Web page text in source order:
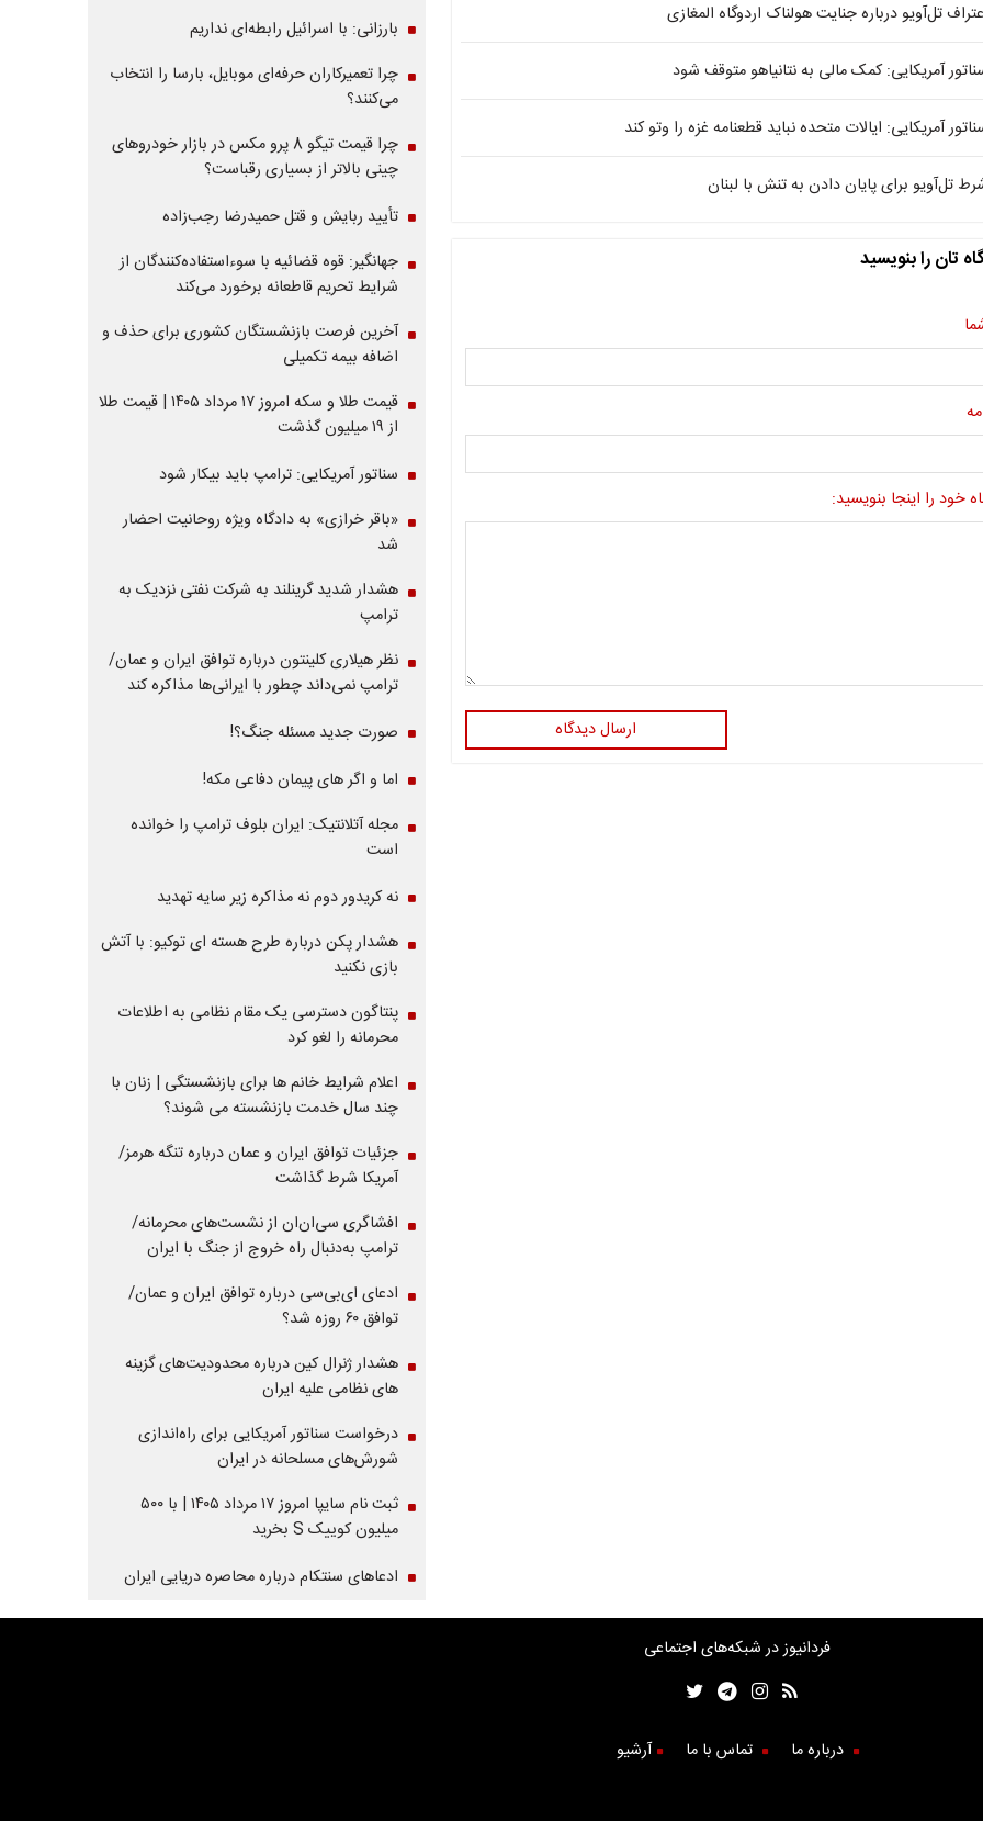
تل‌آویو درباره جنایت هولناک اردوگاه المغازی
آمریکایی: کمک مالی به نتانیاهو متوقف شود
آمریکایی: ایالات متحده نباید قطعنامه غزه را وتو کند
تل‌آویو برای پایان دادن به تنش با لبنان
تان را بنویسید
خود را اینجا بنویسید:
ارسال دیدگاه
بارزانی: با اسرائیل رابطه‌ای نداریم
چرا تعمیرکاران حرفه‌ای موبایل، بارسا را انتخاب
می‌کنند؟
چرا قیمت تیگو 8 پرو مکس در بازار خودروهای
چینی بالاتر از بسیاری رقباست؟
تأیید ربایش و قتل حمیدرضا رجب‌زاده
جهانگیر: قوه قضائیه با سوءاستفاده‌کنندگان از
شرایط تحریم قاطعانه برخورد می‌کند
آخرین فرصت بازنشستگان کشوری برای حذف و
اضافه بیمه تکمیلی
قیمت طلا و سکه امروز ۱۷ مرداد ۱۴۰۵ | قیمت طلا
از ۱۹ میلیون گذشت
سناتور آمریکایی: ترامپ باید بیکار شود
«باقر خرازی» به دادگاه ویژه روحانیت احضار
شد
هشدار شدید گرینلند به شرکت نفتی نزدیک به
ترامپ
نظر هیلاری کلینتون درباره توافق ایران و عمان/
ترامپ نمی‌داند چطور با ایرانی‌ها مذاکره کند
صورت جدید مسئله جنگ؟!
اما و اگر های پیمان دفاعی مکه!
مجله آتلانتیک: ایران بلوف ترامپ را خوانده
است
نه کریدور دوم نه مذاکره زیر سایه تهدید
هشدار پکن درباره طرح هسته ای توکیو: با آتش
بازی نکنید
پنتاگون دسترسی یک مقام نظامی به اطلاعات
محرمانه را لغو کرد
اعلام شرایط خانم ها برای بازنشستگی | زنان با
چند سال خدمت بازنشسته می شوند؟
جزئیات توافق ایران و عمان درباره تنگه هرمز/
آمریکا شرط گذاشت
افشاگری سی‌ان‌ان از نشست‌های محرمانه/
ترامپ به‌دنبال راه خروج از جنگ با ایران
ادعای ای‌بی‌سی درباره توافق ایران و عمان/
توافق ۶۰ روزه شد؟
هشدار ژنرال کین درباره محدودیت‌های گزینه
های نظامی علیه ایران
درخواست سناتور آمریکایی برای راه‌اندازی
شورش‌های مسلحانه در ایران
ثبت نام سایپا امروز ۱۷ مرداد ۱۴۰۵ | با ۵۰۰
میلیون کوییک S بخرید
ادعاهای سنتکام درباره محاصره دریایی ایران
فردانیوز در شبکه‌های اجتماعی
درباره ما تماس با ما آرشیو